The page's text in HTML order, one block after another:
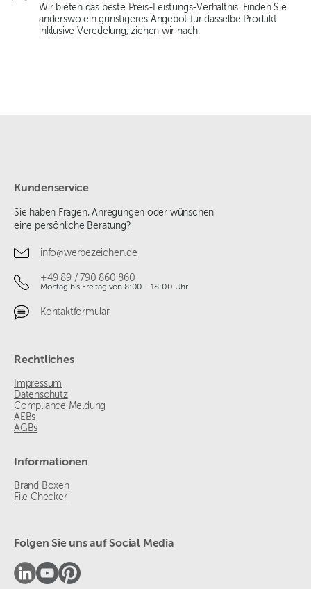
Wir bieten das beste Preis-Leistungs-Verhältnis. Finden Sie
anderswo ein günstigeres Angebot für dasselbe Produkt
inklusive Veredelung, ziehen wir nach.
Kundenservice
Sie haben Fragen, Anregungen oder wünschen
eine persönliche Beratung?
info@werbezeichen.de
+49 89 / 790 860 860
Montag bis Freitag von 8:00 - 18:00 Uhr
Kontaktformular
Rechtliches
Impressum
Datenschutz
Compliance Meldung
AEBs
AGBs
Informationen
Brand Boxen
File Checker
Folgen Sie uns auf Social Media